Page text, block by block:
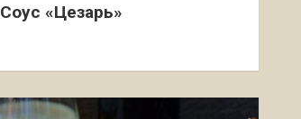
Соус «Цезарь»